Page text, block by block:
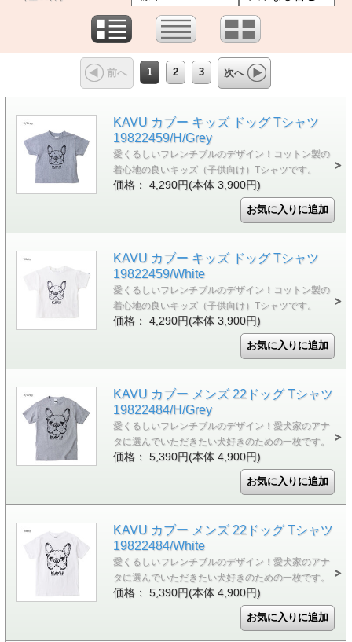
前へ 1 2 3 次へ
KAVU カブー キッズ ドッグ Tシャツ
19822459/H/Grey
愛くるしいフレンチブルのデザイン！コットン製の
着心地の良いキッズ（子供向け）Tシャツです。
価格： 4,290円(本体 3,900円)
KAVU カブー キッズ ドッグ Tシャツ
19822459/White
愛くるしいフレンチブルのデザイン！コットン製の
着心地の良いキッズ（子供向け）Tシャツです。
価格： 4,290円(本体 3,900円)
KAVU カブー メンズ 22ドッグ Tシャツ
19822484/H/Grey
愛くるしいフレンチブルのデザイン！愛犬家のアナ
タに選んでいただきたい犬好きのための一枚です。
価格： 5,390円(本体 4,900円)
KAVU カブー メンズ 22ドッグ Tシャツ
19822484/White
愛くるしいフレンチブルのデザイン！愛犬家のアナ
タに選んでいただきたい犬好きのための一枚です。
価格： 5,390円(本体 4,900円)